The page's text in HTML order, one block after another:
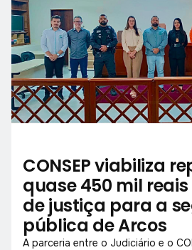
CONSEP viabiliza
quase 450 mil
de justiça para a
pública de Arcos
A parceria entre o Judiciário e o